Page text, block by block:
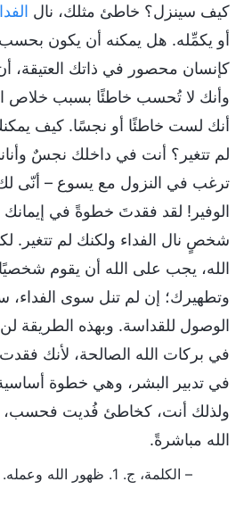
كيف سينزل؟ خاطئ مثلك، نال
أو يكمِّله. هل يمكنه أن يكون
كإنسان محصور في ذاتك العتيقة،
وأنك لا تُحسب خاطئًا بسبب خلاص
أنك لست خاطئًا أو نجسًا. كيف
لم تتغير؟ أنت في داخلك نجسٌ
ترغب في النزول مع يسوع – أنّى
الوفير! لقد فقدتَ خطوةً في إيمانك
شخصٍ نال الفداء ولكنك لم
الله، يجب على الله أن يقوم
وتطهيرك؛ إن لم تنل سوى
الوصول للقداسة. وبهذه الطريقة
في بركات الله الصالحة، لأنك
في تدبير البشر، وهي خطوة أساسية
ولذلك أنت، كخاطئ فُديت
الله مباشرةً.
– الكلمة، ج. 1. ظهور الله وعمله. بخصوص الألقاب والهوية